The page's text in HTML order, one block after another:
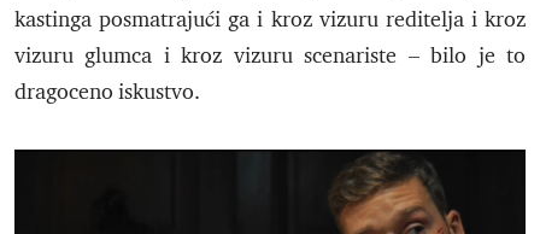
kastinga posmatrajući ga i kroz vizuru reditelja i kroz
vizuru glumca i kroz vizuru scenariste – bilo je to
dragoceno iskustvo.